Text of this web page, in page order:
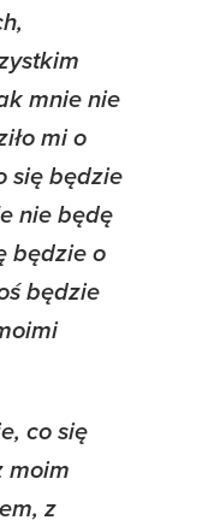
mnie nie
mi o
się będzie
nie będę
będzie o
będzie
co się
moim
z